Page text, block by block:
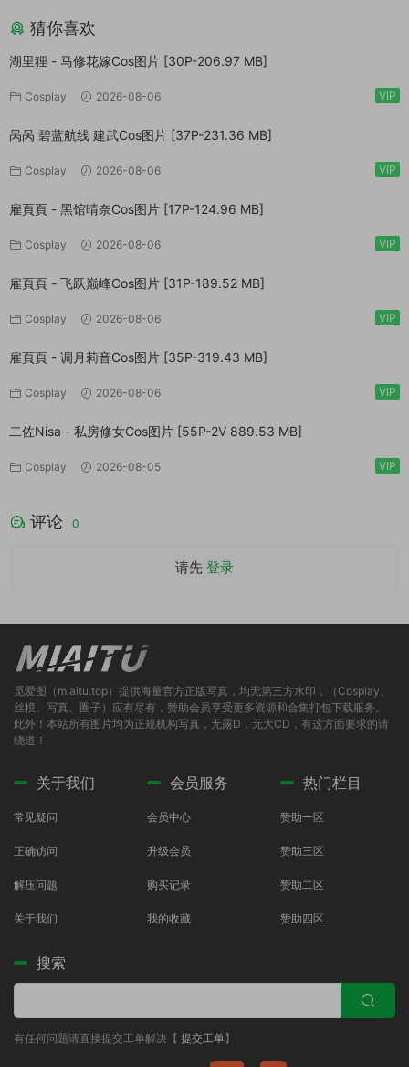
猜你喜欢
湖里狸 - 马修花嫁Cos图片 [30P-206.97 MB]
Cosplay 2026-08-06 VIP
呙呙 碧蓝航线 建武Cos图片 [37P-231.36 MB]
Cosplay 2026-08-06 VIP
雇頁頁 - 黑馆晴奈Cos图片 [17P-124.96 MB]
Cosplay 2026-08-06 VIP
雇頁頁 - 飞跃巅峰Cos图片 [31P-189.52 MB]
Cosplay 2026-08-06 VIP
雇頁頁 - 调月莉音Cos图片 [35P-319.43 MB]
Cosplay 2026-08-06 VIP
二佐Nisa - 私房修女Cos图片 [55P-2V 889.53 MB]
Cosplay 2026-08-05 VIP
评论 0
请先 登录
觅爱图（miaitu.top）提供海量官方正版写真，均无第三方水印，（Cosplay、
丝模、写真、圈子）应有尽有，赞助会员享受更多资源和合集打包下载服务。
此外！本站所有图片均为正规机构写真，无露D，无大CD，有这方面要求的请
绕道！
关于我们
常见疑问
正确访问
解压问题
关于我们
会员服务
会员中心
升级会员
购买记录
我的收藏
热门栏目
赞助一区
赞助三区
赞助二区
赞助四区
搜索
有任何问题请直接提交工单解决【 提交工单】